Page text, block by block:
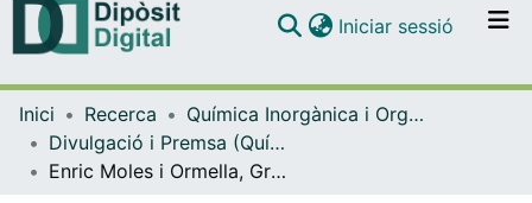
Navega per tot el DD
Com publicar
Iniciar sessió (current)
Inici Recerca
Química Inorgànica i Orgànica
Divulgació i Premsa (Química Inorgànica i Orgànica)
Enric Moles i Ormella, Gracienc i químic il·lustre